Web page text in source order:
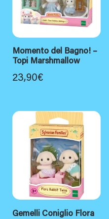
Momento del Bagno! –
Topi Marshmallow
23,90€
Gemelli Coniglio Flora